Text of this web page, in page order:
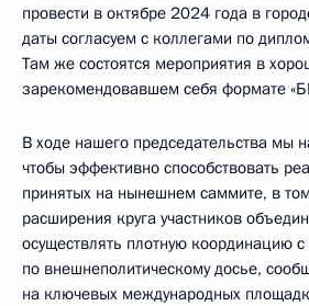
провести в октябре 2024 года в
даты согласуем с коллегами по
Там же состоятся мероприятия в
зарекомендовавшем себя формате
В ходе нашего председательства мы
чтобы эффективно способствовать
принятых на нынешнем саммите, в
расширения круга участников
осуществлять плотную координацию
по внешнеполитическому досье,
на ключевых международных